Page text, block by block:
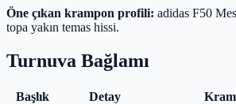
Öne çıkan krampon profili: adidas F50
topa yakın temas hissi.
Turnuva Bağlamı
Başlık Detay